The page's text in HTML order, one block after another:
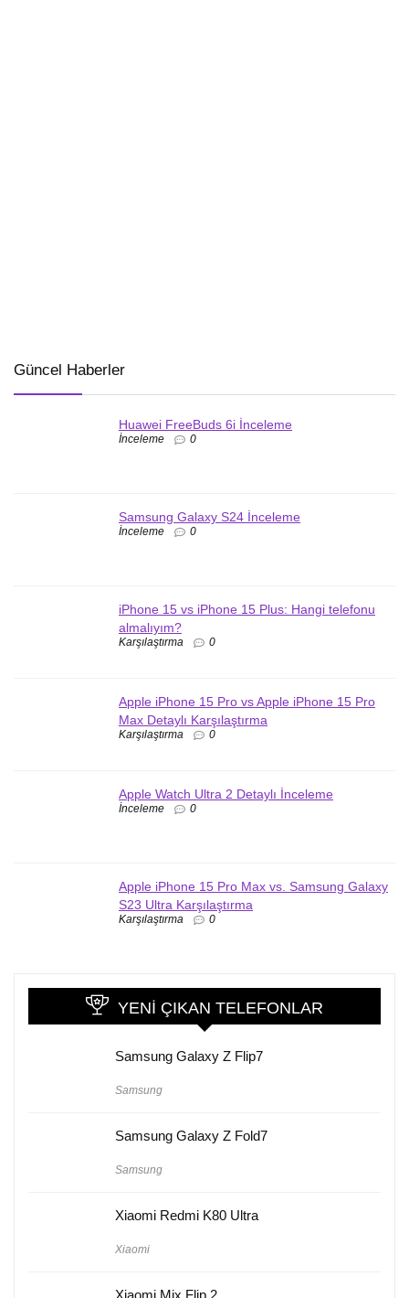
Güncel Haberler
Huawei FreeBuds 6i İnceleme
İnceleme 0
Samsung Galaxy S24 İnceleme
İnceleme 0
iPhone 15 vs iPhone 15 Plus: Hangi telefonu
almalıyım?
Karşılaştırma 0
Apple iPhone 15 Pro vs Apple iPhone 15 Pro
Max Detaylı Karşılaştırma
Karşılaştırma 0
Apple Watch Ultra 2 Detaylı İnceleme
İnceleme 0
Apple iPhone 15 Pro Max vs. Samsung Galaxy
S23 Ultra Karşılaştırma
Karşılaştırma 0
YENI ÇIKAN TELEFONLAR
Samsung Galaxy Z Flip7
Samsung
Samsung Galaxy Z Fold7
Samsung
Xiaomi Redmi K80 Ultra
Xiaomi
Xiaomi Mix Flip 2